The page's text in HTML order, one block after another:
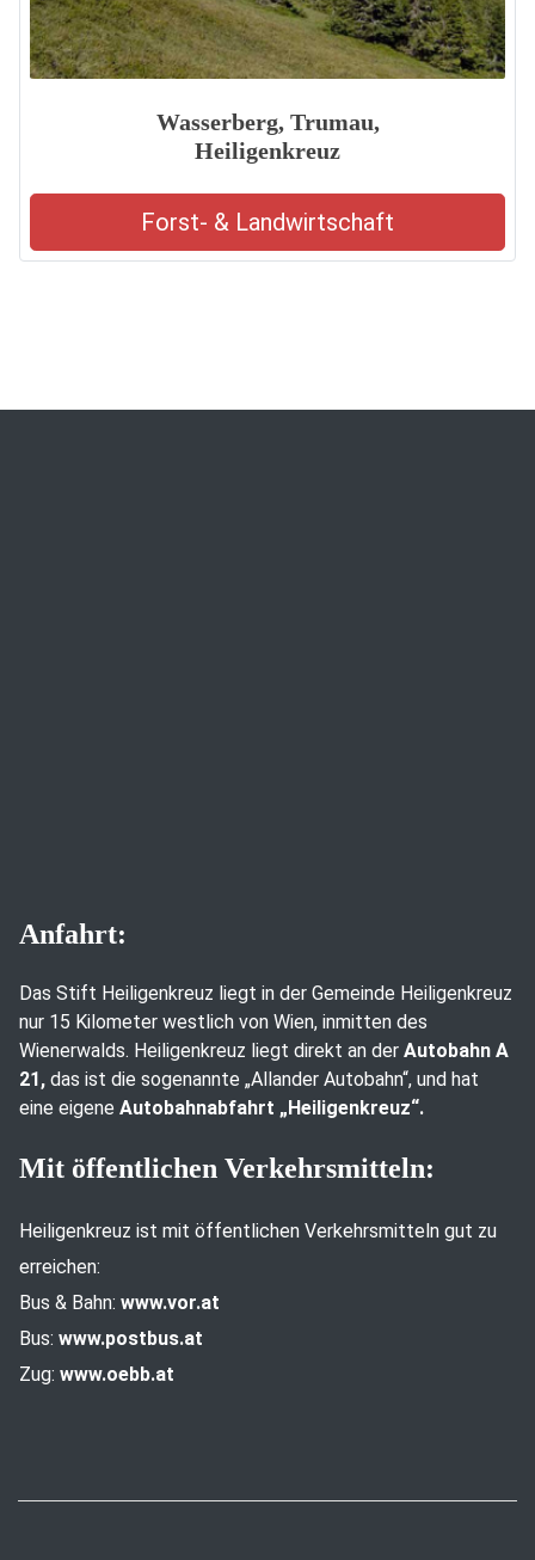
Wasserberg, Trumau,
Heiligenkreuz
Forst- & Landwirtschaft
Anfahrt:
Das Stift Heiligenkreuz liegt in der Gemeinde Heiligenkreuz
nur 15 Kilometer westlich von Wien, inmitten des
Wienerwalds. Heiligenkreuz liegt direkt an der Autobahn A
21, das ist die sogenannte „Allander Autobahn“, und hat
eine eigene Autobahnabfahrt „Heiligenkreuz“.
Mit öffentlichen Verkehrsmitteln:
Heiligenkreuz ist mit öffentlichen Verkehrsmitteln gut zu
erreichen:
Bus & Bahn: www.vor.at
Bus: www.postbus.at
Zug: www.oebb.at